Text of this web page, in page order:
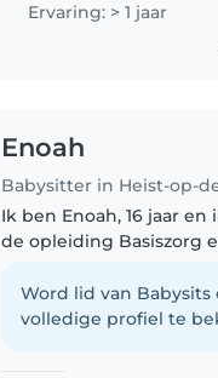
Ervaring: > 1 jaar
Enoah
Ik ben Enoah, 16 jaar en
de opleiding Basiszorg
te babysitten omdat ik
vind om met kinderen
Word lid van
volledige profiel te